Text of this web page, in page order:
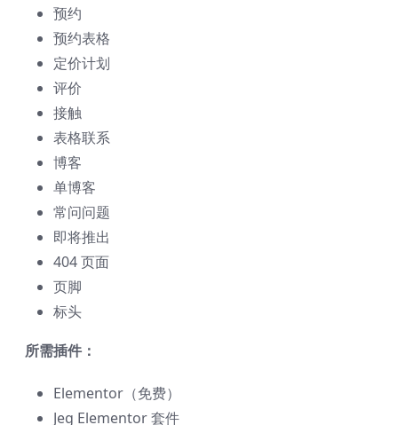
预约
预约表格
定价计划
评价
接触
表格联系
博客
单博客
常问问题
即将推出
404 页面
页脚
标头
所需插件：
Elementor（免费）
Jeg Elementor 套件